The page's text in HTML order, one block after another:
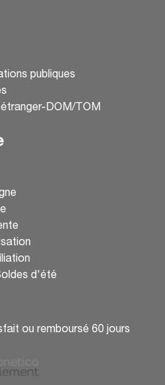
publiques
DOM/TOM
d'été
ou remboursé 60 jours